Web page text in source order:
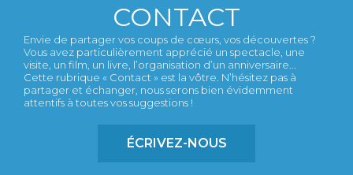
CONTACT
Envie de partager vos coups de cœurs, vos découvertes ?
Vous avez particulièrement apprécié un spectacle, une
visite, un film, un livre, l’organisation d’un anniversaire...
Cette rubrique « Contact » est la vôtre. N’hésitez pas à
partager et échanger, nous serons bien évidemment
attentifs à toutes vos suggestions !
ÉCRIVEZ-NOUS